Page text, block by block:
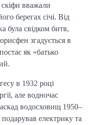
вважали
берегах січі. Від
була свідком битв,
згадується в
як «батько
в 1932 році
але водночас
водосховищ 1950–
електрику та